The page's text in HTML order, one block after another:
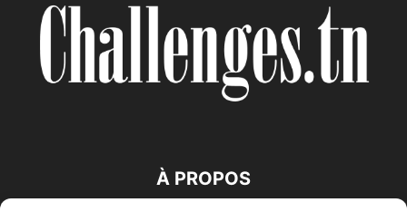
À PROPOS